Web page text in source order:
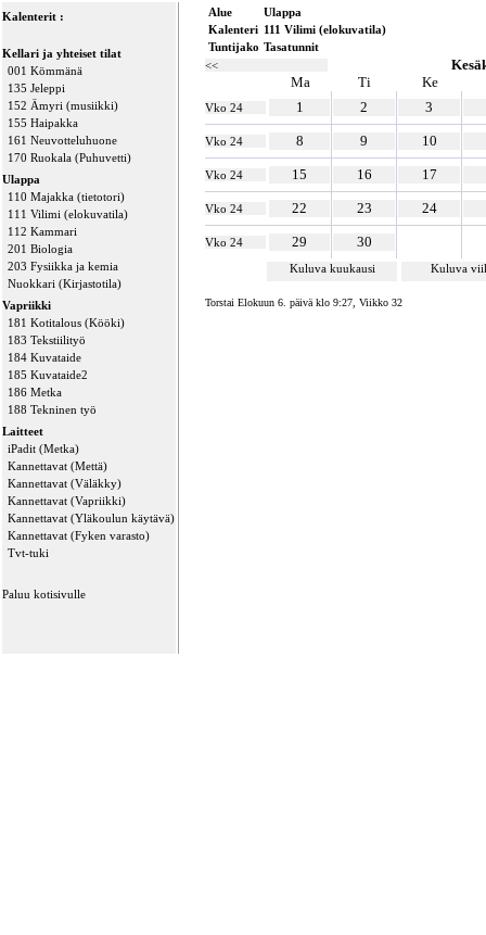
Kalenterit :
Kellari ja yhteiset tilat
001 Kömmänä
135 Jeleppi
152 Ämyri (musiikki)
155 Haipakka
161 Neuvotteluhuone
170 Ruokala (Puhuvetti)
Ulappa
110 Majakka (tietotori)
111 Vilimi (elokuvatila)
112 Kammari
201 Biologia
203 Fysiikka ja kemia
Nuokkari (Kirjastotila)
Vapriikki
181 Kotitalous (Kööki)
183 Tekstiilityö
184 Kuvataide
185 Kuvataide2
186 Metka
188 Tekninen työ
Laitteet
iPadit (Metka)
Kannettavat (Mettä)
Kannettavat (Väläkky)
Kannettavat (Vapriikki)
Kannettavat (Yläkoulun käytävä)
Kannettavat (Fyken varasto)
Tvt-tuki
Paluu kotisivulle
Alue
Ulappa
Kalenteri 111 Vilimi (elokuvatila)
Tuntijako Tasatunnit
<<
Ma
Ti Ke
Vko 24 1 2 3
Vko 24 8 9 10
Vko 24 15 16 17
Vko 24 22 23 24
Vko 24 29 30
Kuluva kuukausi Kuluva
Torstai Elokuun 6. päivä klo 9:27, Viikko 32